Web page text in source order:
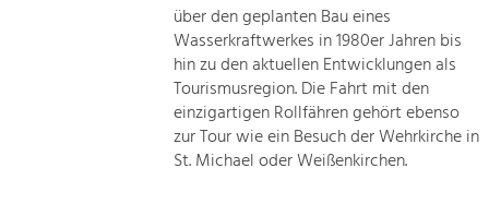
über den geplanten Bau eines
Wasserkraftwerkes in 1980er Jahren bis
hin zu den aktuellen Entwicklungen als
Tourismusregion. Die Fahrt mit den
einzigartigen Rollfähren gehört ebenso
zur Tour wie ein Besuch der Wehrkirche in
St. Michael oder Weißenkirchen.